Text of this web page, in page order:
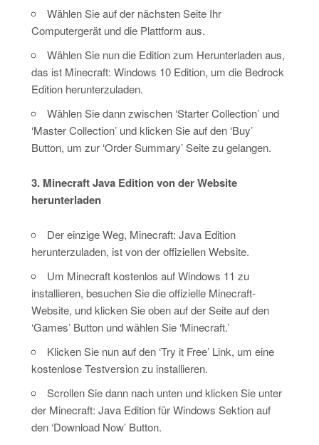
Wählen Sie auf der nächsten Seite Ihr
Computergerät und die Plattform aus.
Wählen Sie nun die Edition zum Herunterladen aus,
das ist Minecraft: Windows 10 Edition, um die Bedrock
Edition herunterzuladen.
Wählen Sie dann zwischen ‘Starter Collection’ und
‘Master Collection’ und klicken Sie auf den ‘Buy’
Button, um zur ‘Order Summary’ Seite zu gelangen.
3. Minecraft Java Edition von der Website
herunterladen
Der einzige Weg, Minecraft: Java Edition
herunterzuladen, ist von der offiziellen Website.
Um Minecraft kostenlos auf Windows 11 zu
installieren, besuchen Sie die offizielle Minecraft-
Website, und klicken Sie oben auf der Seite auf den
‘Games’ Button und wählen Sie ‘Minecraft.’
Klicken Sie nun auf den ‘Try it Free’ Link, um eine
kostenlose Testversion zu installieren.
Scrollen Sie dann nach unten und klicken Sie unter
der Minecraft: Java Edition für Windows Sektion auf
den ‘Download Now’ Button.